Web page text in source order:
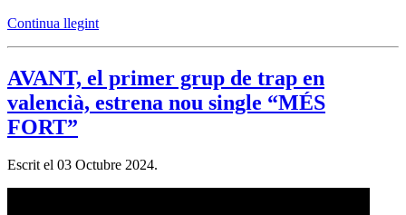
Continua llegint
AVANT, el primer grup de trap en
valencià, estrena nou single “MÉS
FORT”
Escrit el 03 Octubre 2024.